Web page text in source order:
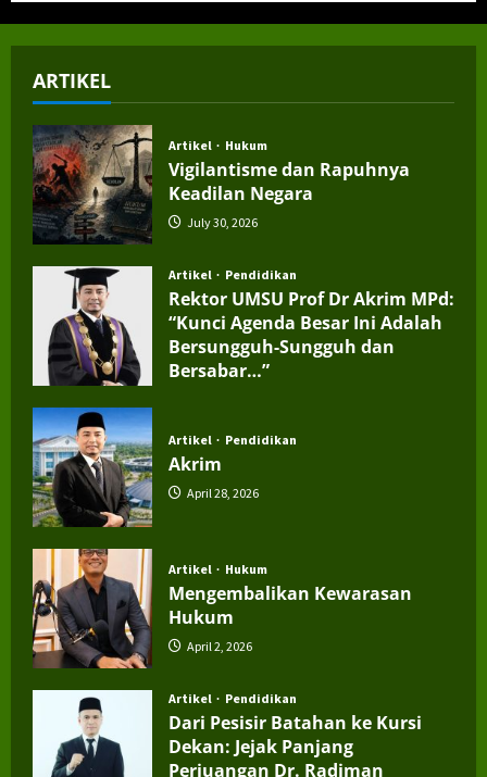
ARTIKEL
Artikel Hukum
Vigilantisme dan Rapuhnya
Keadilan Negara
July 30, 2026
Artikel Pendidikan
Rektor UMSU Prof Dr Akrim MPd:
“Kunci Agenda Besar Ini Adalah
Bersungguh-Sungguh dan
Bersabar…”
Artikel Pendidikan
Akrim
April 28, 2026
Artikel Hukum
Mengembalikan Kewarasan
Hukum
April 2, 2026
Artikel Pendidikan
Dari Pesisir Batahan ke Kursi
Dekan: Jejak Panjang
Perjuangan Dr. Radiman